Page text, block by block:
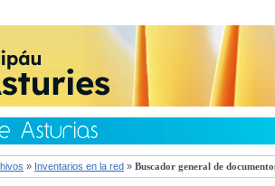
» Inventarios en la red » Buscador general de